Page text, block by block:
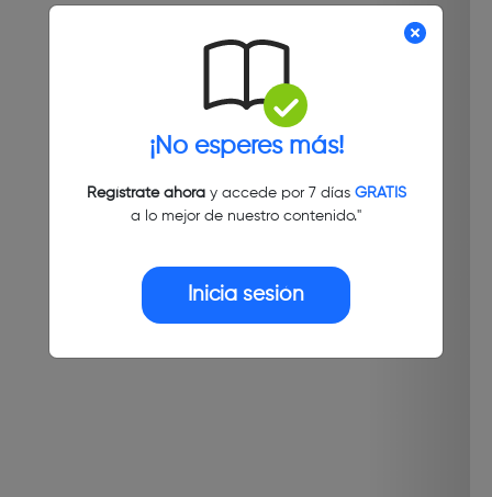
¡No esperes más!
Regístrate ahoray accede por 7 días GRATIS
a lo mejor de nuestro contenido."
Inicia sesión